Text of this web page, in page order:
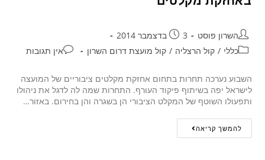
השרון פוסט
3 בדצמבר 2014
כללי / קול הרצליה / קול מועצת דרום השרון אין תגובות
השבוע נערכה תחרות בתחום אחזקת מקלטים ציבוריים של המועצה
לישראל יפה בשיתוף פיקוד העורף. התחרות שמה לה לדגל את ניהולו
ותפעולו השוטף של המקלט הציבורי הן בשגרה והן בחירום. באזור…
להמשך קריאה